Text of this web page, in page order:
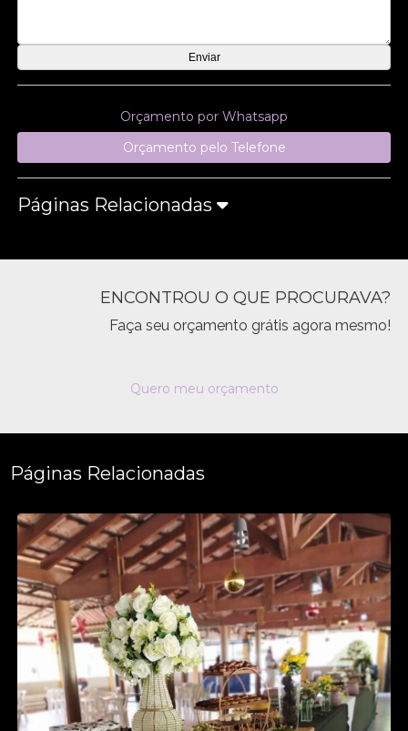
Orçamento por Whatsapp
Orçamento pelo Telefone
Páginas Relacionadas
ENCONTROU O QUE PROCURAVA?
Faça seu orçamento grátis agora mesmo!
Quero meu orçamento
Páginas Relacionadas